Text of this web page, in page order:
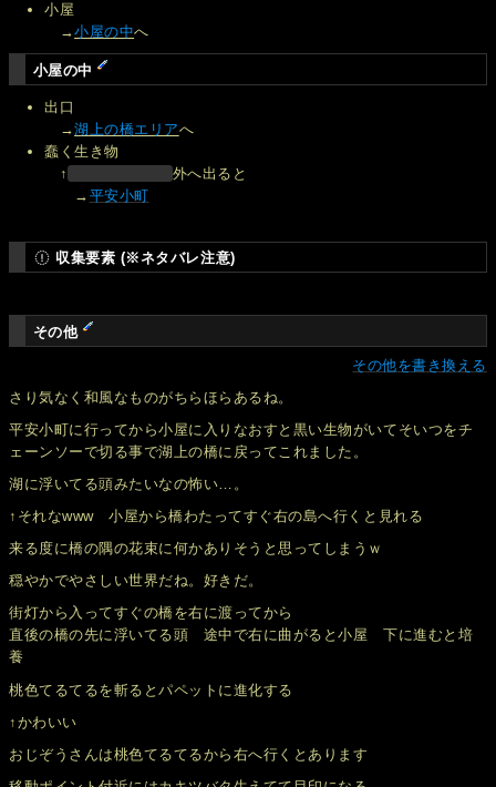
小屋
→小屋の中へ
小屋の中
出口
→湖上の橋エリアへ
蠢く生き物
↑
外へ出ると
→ 平安小町
収集要素 (※ネタバレ注意)
その他
その他を書き換える
さり気なく和風なものがちらほらあるね。
平安小町に行ってから小屋に入りなおすと黒い生物がいてそいつをチ
ェーンソーで切る事で湖上の橋に戻ってこれました。
湖に浮いてる頭みたいなの怖い…。
↑それなwww 小屋から橋わたってすぐ右の島へ行くと見れる
来る度に橋の隅の花束に何かありそうと思ってしまうｗ
穏やかでやさしい世界だね。好きだ。
街灯から入ってすぐの橋を右に渡ってから
直後の橋の先に浮いてる頭 途中で右に曲がると小屋 下に進むと培
養
桃色てるてるを斬るとパペットに進化する
↑かわいい
おじぞうさんは桃色てるてるから右へ行くとあります